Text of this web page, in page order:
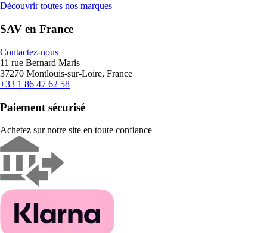
Découvrir toutes nos marques
SAV en France
Contactez-nous
11 rue Bernard Maris
37270 Montlouis-sur-Loire, France
+33 1 86 47 62 58
Paiement sécurisé
Achetez sur notre site en toute confiance